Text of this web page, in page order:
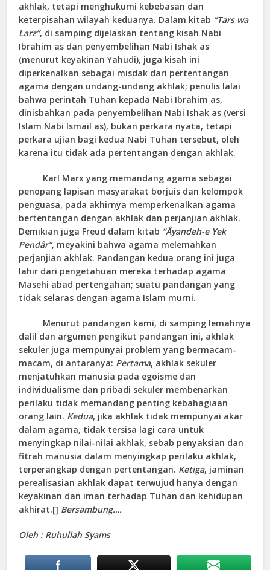
akhlak, tetapi menghukumi kebebasan dan
keterpisahan wilayah keduanya. Dalam kitab “Tars wa
Larz”, di samping dijelaskan tentang kisah Nabi
Ibrahim as dan penyembelihan Nabi Ishak as
(menurut keyakinan Yahudi), juga kisah ini
diperkenalkan sebagai misdak dari pertentangan
agama dengan undang-undang akhlak; penulis lalai
bahwa perintah Tuhan kepada Nabi Ibrahim as,
dinisbahkan pada penyembelihan Nabi Ishak as (versi
Islam Nabi Ismail as), bukan perkara nyata, tetapi
perkara ujian bagi kedua Nabi Tuhan tersebut, oleh
karena itu tidak ada pertentangan dengan akhlak.
Karl Marx yang memandang agama sebagai
penopang lapisan masyarakat borjuis dan kelompok
penguasa, pada akhirnya memperkenalkan agama
bertentangan dengan akhlak dan perjanjian akhlak.
Demikian juga Freud dalam kitab “Âyandeh-e Yek
Pendâr”, meyakini bahwa agama melemahkan
perjanjian akhlak. Pandangan kedua orang ini juga
lahir dari pengetahuan mereka terhadap agama
Masehi abad pertengahan; suatu pandangan yang
tidak selaras dengan agama Islam murni.
Menurut pandangan kami, di samping lemahnya
dalil dan argumen pengikut pandangan ini, akhlak
sekuler juga mempunyai problem yang bermacam-
macam, di antaranya: Pertama, akhlak sekuler
menjatuhkan manusia pada egoisme dan
individualisme dan pribadi sekuler membenarkan
perilaku tidak memandang penting kebahagiaan
orang lain. Kedua, jika akhlak tidak mempunyai akar
dalam agama, tidak tersisa lagi cara untuk
menyingkap nilai-nilai akhlak, sebab penyaksian dan
fitrah manusia dalam menyingkap perilaku akhlak,
terperangkap dengan pertentangan. Ketiga, jaminan
perealisasian akhlak dapat terwujud hanya dengan
keyakinan dan iman terhadap Tuhan dan kehidupan
akhirat.[] Bersambung….
Oleh : Ruhullah Syams